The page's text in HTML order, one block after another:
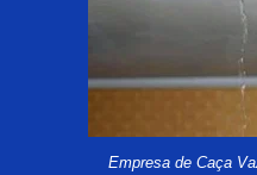
Empresa de Caça